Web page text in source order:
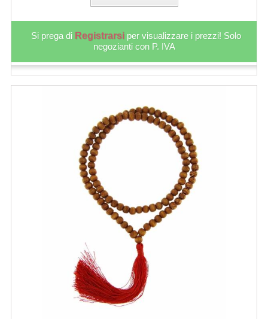
Si prega di Registrarsi per visualizzare i prezzi! Solo
negozianti con P. IVA